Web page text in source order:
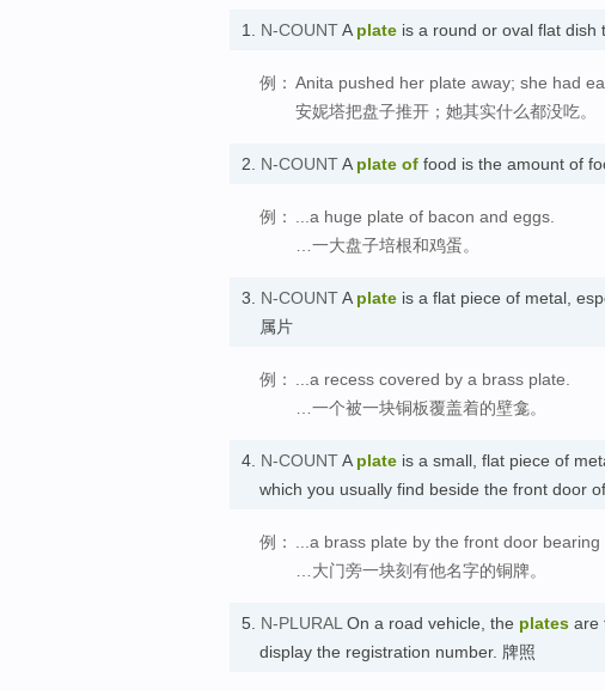
1. N-COUNTA plate is a round or oval flat dish
例： Anita pushed her plate away; she had
安妮塔把盘子推开；她其实什么都没吃。
2. N-COUNTA plate of food is the amount of
例：
...a huge plate of bacon and eggs.
…一大盘子培根和鸡蛋。
3. N-COUNTA plate is a flat piece of metal,
属片
例：
...a recess covered by a brass plate.
…一个被一块铜板覆盖着的壁龛。
4. N-COUNTA plate is a small, flat piece of
which you usually find beside the front door
例：
...a brass plate by the front door bearing
…大门旁一块刻有他名字的铜牌。
5. N-PLURAL On a road vehicle, the plates are
display the registration number. 牌照